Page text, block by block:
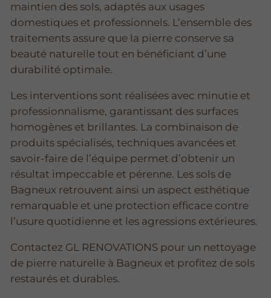
maintien des sols, adaptés aux usages
domestiques et professionnels. L’ensemble des
traitements assure que la pierre conserve sa
beauté naturelle tout en bénéficiant d’une
durabilité optimale.
Les interventions sont réalisées avec minutie et
professionnalisme, garantissant des surfaces
homogènes et brillantes. La combinaison de
produits spécialisés, techniques avancées et
savoir-faire de l’équipe permet d’obtenir un
résultat impeccable et pérenne. Les sols de
Bagneux retrouvent ainsi un aspect esthétique
remarquable et une protection efficace contre
l’usure quotidienne et les agressions extérieures.
Contactez GL RENOVATIONS pour un nettoyage
de pierre naturelle à Bagneux et profitez de sols
restaurés et durables.